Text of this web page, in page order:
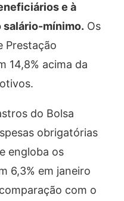
e à
salário-mínimo. Os
Prestação
14,8% acima da
do Bolsa
obrigatórias
engloba os
6,3% em janeiro
com o